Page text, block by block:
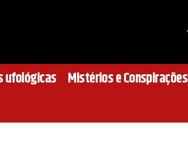
ufológicas Mistérios e Conspirações